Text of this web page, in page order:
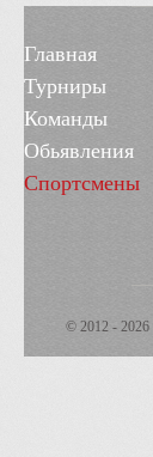
Главная
Турниры
Команды
Обьявления
Спортсмены
© 2012 - 2026